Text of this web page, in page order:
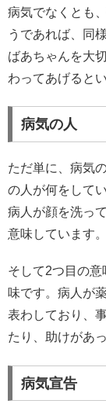
病気でなくとも
うであれば、同
ばあちゃんを大
わってあげると
病気の人
ただ単に、病気
の人が何をして
病人が顔を洗っ
意味しています。
そして2つ目の
味です。病人が
表わしており、
たり、助けがあ
病気宣告